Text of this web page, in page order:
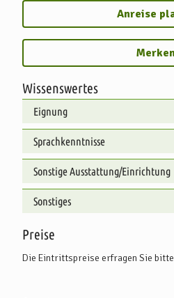
Wissenswertes
Eignung
Sprachkenntnisse
Sonstige Ausstattung/Einrichtung
Sonstiges
Preise
Die Eintrittspreise erfragen Sie
Anreise